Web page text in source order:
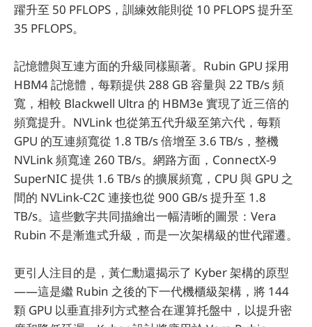
躍升至 50 PFLOPS，訓練效能則從 10 PFLOPS 提升至
35 PFLOPS。
記憶體與互連方面的升級同樣顯著。Rubin GPU 採用
HBM4 記憶體，每顆提供 288 GB 容量與 22 TB/s 頻
寬，相較 Blackwell Ultra 的 HBM3e 實現了近三倍的
頻寬提升。NVLink 也從第五代升級至第六代，每顆
GPU 的互連頻寬從 1.8 TB/s 倍增至 3.6 TB/s，整機
NVLink 頻寬達 260 TB/s。網路方面，ConnectX-9
SuperNIC 提供 1.6 TB/s 的擴展頻寬，CPU 與 GPU 之
間的 NVLink-C2C 連接也從 900 GB/s 提升至 1.8
TB/s。這些數字共同描繪出一幅清晰的圖景：Vera
Rubin 不是漸進式升級，而是一次架構級的世代躍遷。
更引人注目的是，黃仁勳還揭示了 Kyber 架構的原型
——這是繼 Rubin 之後的下一代機櫃級架構，將 144
顆 GPU 以垂直排列方式整合在運算托盤中，以提升密